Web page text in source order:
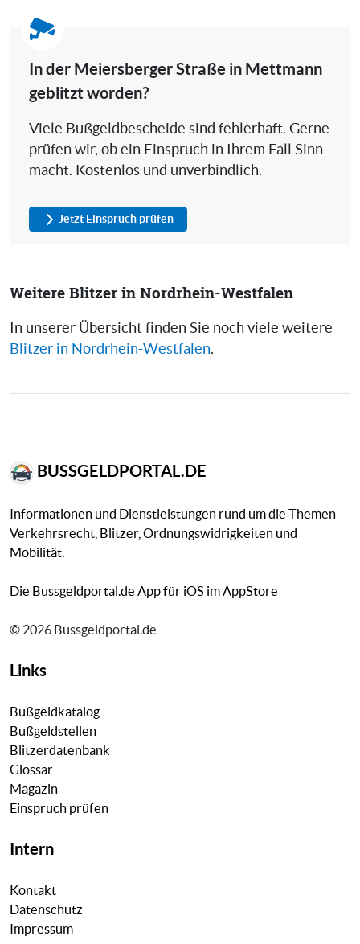
In der Meiersberger Straße in Mettmann
geblitzt worden?
Viele Bußgeldbescheide sind fehlerhaft. Gerne
prüfen wir, ob ein Einspruch in Ihrem Fall Sinn
macht. Kostenlos und unverbindlich.
Jetzt Einspruch prüfen
Weitere Blitzer in Nordrhein-Westfalen
In unserer Übersicht finden Sie noch viele weitere
Blitzer in Nordrhein-Westfalen.
BUSSGELDPORTAL.DE
Informationen und Dienstleistungen rund um die Themen
Verkehrsrecht, Blitzer, Ordnungswidrigkeiten und
Mobilität.
Die Bussgeldportal.de App für iOS im AppStore
© 2026 Bussgeldportal.de
Links
Bußgeldkatalog
Bußgeldstellen
Blitzerdatenbank
Glossar
Magazin
Einspruch prüfen
Intern
Kontakt
Datenschutz
Impressum